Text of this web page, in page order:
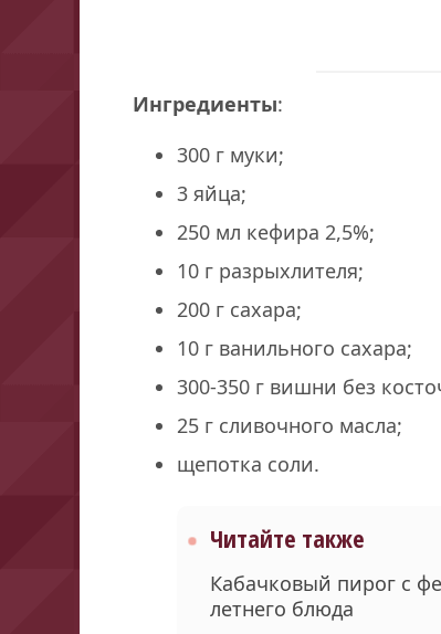
Ингредиенты:
300 г муки;
3 яйца;
250 мл кефира 2,5%;
10 г разрыхлителя;
200 г сахара;
10 г ванильного сахара;
300-350 г вишни без
25 г сливочного масла;
щепотка соли.
Читайте также
Кабачковый пирог с
летнего блюда